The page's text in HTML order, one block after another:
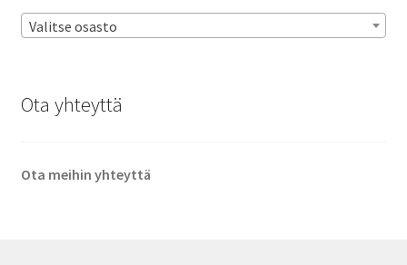
Valitse osasto
Ota yhteyttä
Ota meihin yhteyttä